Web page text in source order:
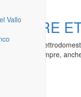
Vallo
-
funziona sempre,